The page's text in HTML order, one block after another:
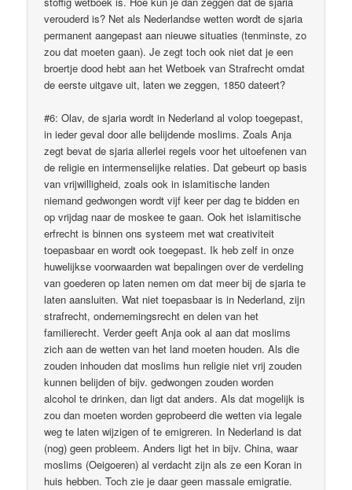
verouderd is? Net als Nederlandse wetten wordt de sjaria
permanent aangepast aan nieuwe situaties (tenminste, zo
zou dat moeten gaan). Je zegt toch ook niet dat je een
broertje dood hebt aan het Wetboek van Strafrecht omdat
de eerste uitgave uit, laten we zeggen, 1850 dateert?
#6: Olav, de sjaria wordt in Nederland al volop toegepast,
in ieder geval door alle belijdende moslims. Zoals Anja
zegt bevat de sjaria allerlei regels voor het uitoefenen van
de religie en intermenselijke relaties. Dat gebeurt op basis
van vrijwilligheid, zoals ook in islamitische landen
niemand gedwongen wordt vijf keer per dag te bidden en
op vrijdag naar de moskee te gaan. Ook het islamitische
erfrecht is binnen ons systeem met wat creativiteit
toepasbaar en wordt ook toegepast. Ik heb zelf in onze
huwelijkse voorwaarden wat bepalingen over de verdeling
van goederen op laten nemen om dat meer bij de sjaria te
laten aansluiten. Wat niet toepasbaar is in Nederland, zijn
strafrecht, ondernemingsrecht en delen van het
familierecht. Verder geeft Anja ook al aan dat moslims
zich aan de wetten van het land moeten houden. Als die
zouden inhouden dat moslims hun religie niet vrij zouden
kunnen belijden of bijv. gedwongen zouden worden
alcohol te drinken, dan ligt dat anders. Als dat mogelijk is
zou dan moeten worden geprobeerd die wetten via legale
weg te laten wijzigen of te emigreren. In Nederland is dat
(nog) geen probleem. Anders ligt het in bijv. China, waar
moslims (Oeigoeren) al verdacht zijn als ze een Koran in
huis hebben. Toch zie je daar geen massale emigratie.